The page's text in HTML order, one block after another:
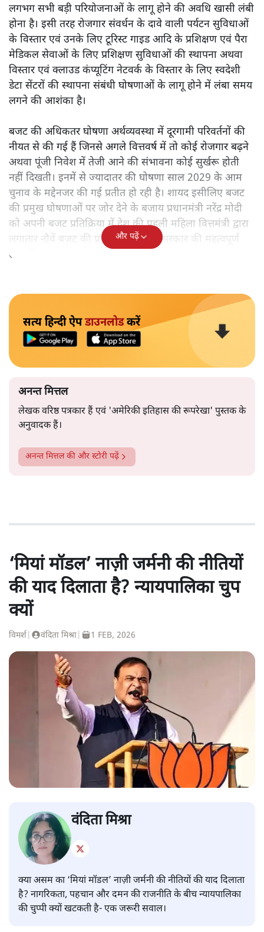
लगभग सभी बड़ी परियोजनाओं के लागू होने की अवधि खासी लंबी
होना है। इसी तरह रोजगार संवर्धन के दावे वाली पर्यटन सुविधाओं
के विस्तार एवं उनके लिए टूरिस्ट गाइड आदि के प्रशिक्षण एवं पैरा
मेडिकल सेवाओं के लिए प्रशिक्षण सुविधाओं की स्थापना अथवा
विस्तार एवं क्लाउड कंप्यूटिंग नेटवर्क के विस्तार के लिए स्वदेशी
डेटा सेंटरों की स्थापना संबंधी घोषणाओं के लागू होने में लंबा समय
लगने की आशंका है।
बजट की अधिकतर घोषणा अर्थव्यवस्था में दूरगामी परिवर्तनों की
नीयत से की गई हैं जिनसे अगले वित्तवर्ष में तो कोई रोजगार बढ़ने
अथवा पूंजी निवेश में तेजी आने की संभावना कोई सुर्खरू होती
नहीं दिखती। इनमें से ज्यादातर की घोषणा साल 2029 के आम
चुनाव के मद्देनजर की गई प्रतीत हो रही है। शायद इसीलिए बजट
की प्रमुख घोषणाओं पर जोर देने के बजाय प्रधानमंत्री नरेंद्र मोदी
को अपनी बजट प्रतिक्रिया में देश की पहली महिला वित्तमंत्री द्वारा
लगातार नौवें बजट की प्रस्तुति को अपनी सरकार की महत्वपूर्ण
उपलब्धि बताने पर मजबूर होना पड़ा।
और पढ़ें
सत्य हिन्दी ऐपडाउनलोडकरें
अनन्त मित्तल
लेखक वरिष्ठ पत्रकार हैं एवं 'अमेरिकी इतिहास की रूपरेखा' पुस्तक के
अनुवादक हैं।
अनन्त मित्तलकी और स्टोरी पढ़ें
‘मियां मॉडल’ नाज़ी जर्मनी की नीतियों
की याद दिलाता है? न्यायपालिका चुप
क्यों
विमर्श वंदिता मिश्रा 1 FEB, 2026
वंदिता मिश्रा
क्या असम का ‘मियां मॉडल’ नाज़ी जर्मनी की नीतियों की याद दिलाता
है? नागरिकता, पहचान और दमन की राजनीति के बीच न्यायपालिका
की चुप्पी क्यों खटकती है- एक जरूरी सवाल।